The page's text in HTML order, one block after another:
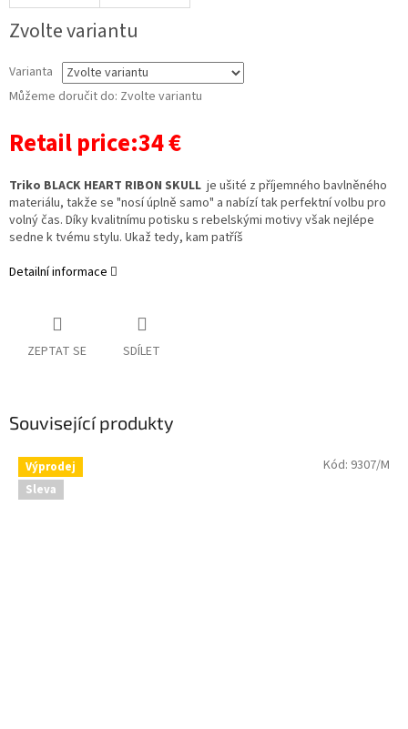
Zvolte variantu
Varianta
Můžeme doručit do: Zvolte variantu
Retail price:34 €
Triko BLACK HEART RIBON SKULL je ušité z příjemného bavlněného
materiálu, takže se "nosí úplně samo" a nabízí tak perfektní volbu pro
volný čas. Díky kvalitnímu potisku s rebelskými motivy však nejlépe
sedne k tvému stylu. Ukaž tedy, kam patříš
Detailní informace
ZEPTAT SE SDÍLET
Související produkty
Výprodej
Sleva
Kód: 9307/M